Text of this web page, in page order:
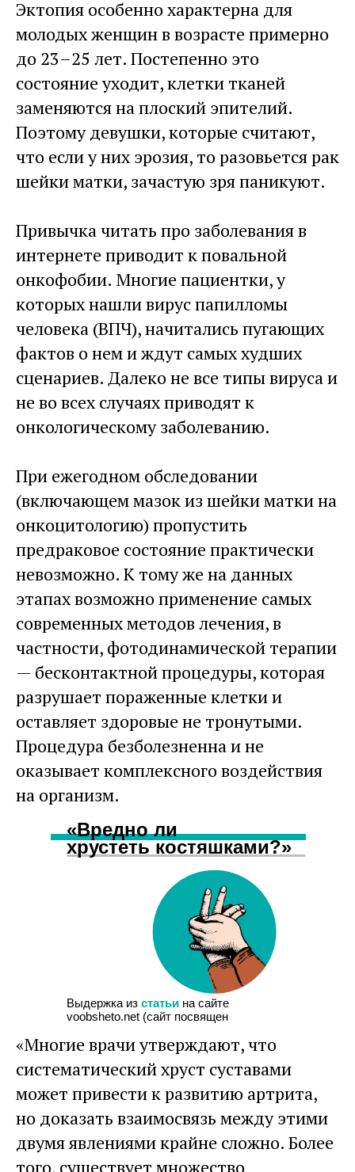
Эктопия особенно характерна для
молодых женщин в возрасте примерно
до 23–25 лет. Постепенно это
состояние уходит, клетки тканей
заменяются на плоский эпителий.
Поэтому девушки, которые считают,
что если у них эрозия, то разовьется рак
шейки матки, зачастую зря паникуют.
Привычка читать про заболевания в
интернете приводит к повальной
онкофобии. Многие пациентки, у
которых нашли вирус папилломы
человека (ВПЧ), начитались пугающих
фактов о нем и ждут самых худших
сценариев. Далеко не все типы вируса и
не во всех случаях приводят к
онкологическому заболеванию.
При ежегодном обследовании
(включающем мазок из шейки матки на
онкоцитологию) пропустить
предраковое состояние практически
невозможно. К тому же на данных
этапах возможно применение самых
современных методов лечения, в
частности, фотодинамической терапии
— бесконтактной процедуры, которая
разрушает пораженные клетки и
оставляет здоровые не тронутыми.
Процедура безболезненна и не
оказывает комплексного воздействия
на организм.
Выдержка из статьи на сайте
voobsheto.net (сайт посвящен
«Вредно ли
хрустеть костяшками?»
«Многие врачи утверждают, что
систематический хруст суставами
может привести к развитию артрита,
но доказать взаимосвязь между этими
двумя явлениями крайне сложно. Более
того, существует множество